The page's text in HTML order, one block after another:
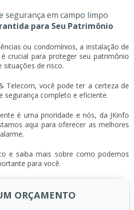
segurança em campo limpo
para Seu Patrimônio
ou condomínios, a instalação de
crucial para proteger seu patrimônio
situações de risco.
Telecom, você pode ter a certeza de
segurança completo e eficiente.
é uma prioridade e nós, da JKinfo
aqui para oferecer as melhores
e saiba mais sobre como podemos
para você.
ORÇAMENTO